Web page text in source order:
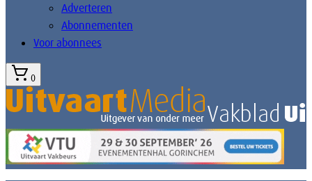
Adverteren
Abonnementen
Voor abonnees
0